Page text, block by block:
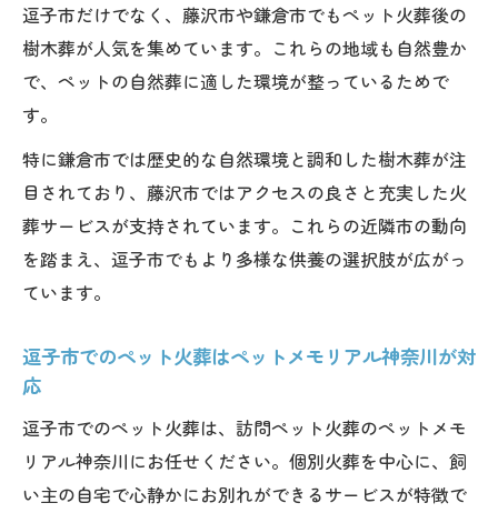
逗子市だけでなく、藤沢市や鎌倉市でもペット火葬後の
樹木葬が人気を集めています。これらの地域も自然豊か
で、ペットの自然葬に適した環境が整っているためで
す。
特に鎌倉市では歴史的な自然環境と調和した樹木葬が注
目されており、藤沢市ではアクセスの良さと充実した火
葬サービスが支持されています。これらの近隣市の動向
を踏まえ、逗子市でもより多様な供養の選択肢が広がっ
ています。
逗子市でのペット火葬はペットメモリアル神奈川が対
応
逗子市でのペット火葬は、訪問ペット火葬のペットメモ
リアル神奈川にお任せください。個別火葬を中心に、飼
い主の自宅で心静かにお別れができるサービスが特徴で